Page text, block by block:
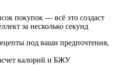
покупок — всё это создаст
за несколько секунд
под ваши предпочтения,
калорий и БЖУ